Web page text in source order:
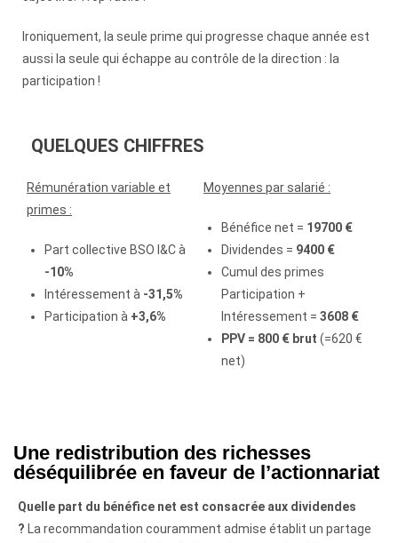
Ironiquement, la seule prime qui progresse chaque année est
aussi la seule qui échappe au contrôle de la direction : la
participation !
QUELQUES CHIFFRES
Rémunération variable et
primes :
Part collective BSO I&C à
-10%
Intéressement à -31,5%
Participation à +3,6%
Moyennes par salarié :
Bénéfice net = 19700 €
Dividendes = 9400 €
Cumul des primes
Participation +
Intéressement = 3608 €
PPV = 800 € brut (=620 €
net)
Une redistribution des richesses
déséquilibrée en faveur de l’actionnariat
Quelle part du bénéfice net est consacrée aux dividendes
? La recommandation couramment admise établit un partage